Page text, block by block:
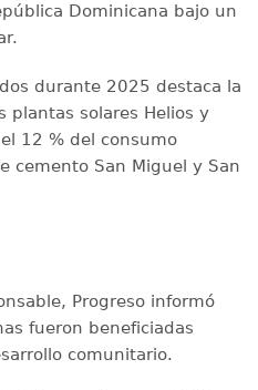
Dominicana bajo un
durante 2025 destaca la
plantas solares Helios y
12 % del consumo
cemento San Miguel y San
Progreso informó
fueron beneficiadas
comunitario.